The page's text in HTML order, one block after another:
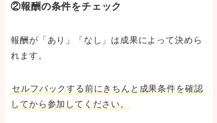
②報酬の条件をチェック
報酬が「あり」「なし」は成果によって決めら
れます。
セルフバックする前にきちんと成果条件を確認
してから参加してください。